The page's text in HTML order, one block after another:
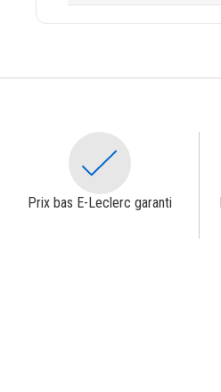
Prix bas E-Leclerc garanti